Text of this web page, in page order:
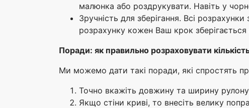
малюнка або роздрукувати. Навіть у
Зручність для зберігання. Всі
розрахунку кожен Ваш крок
Поради: як правильно розраховувати
Ми можемо дати такі поради, які спростять
Точно вкажіть довжину та ширину рулону
Якщо стіни криві, то внесіть велику